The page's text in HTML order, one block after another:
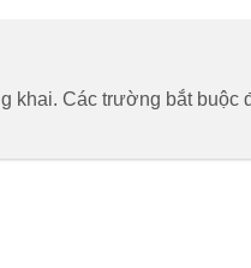
khai. Các trường bắt buộc